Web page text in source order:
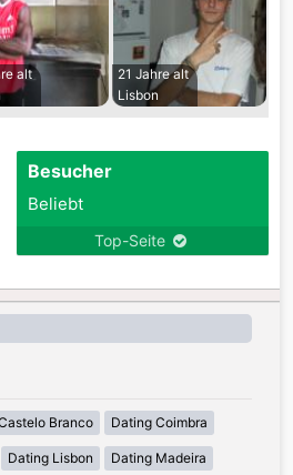
alt
21 Jahre alt
Lisbon
Besucher
Beliebt
Top-Seite
Branco Dating Coimbra
Dating Lisbon Dating Madeira